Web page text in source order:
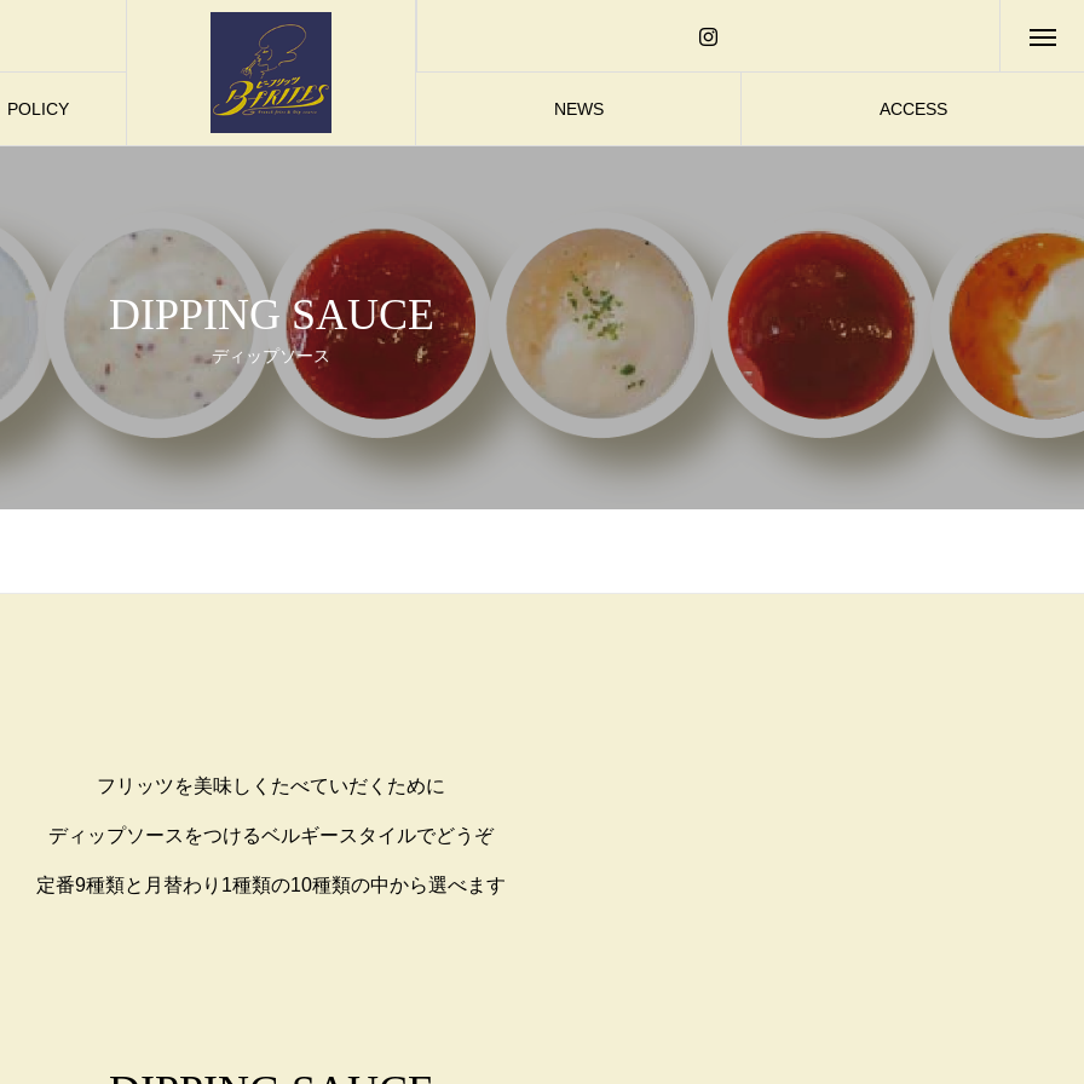
POLICY NEWS ACCESS
DIPPING SAUCE
ディップソース
フリッツを美味しくたべていだくために
ディップソースをつけるベルギースタイルでどうぞ
定番9種類と月替わり1種類の10種類の中から選べます